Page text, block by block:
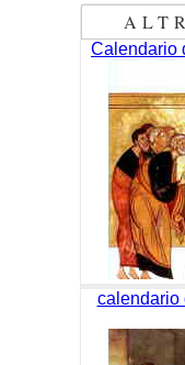
Calendario
calendario